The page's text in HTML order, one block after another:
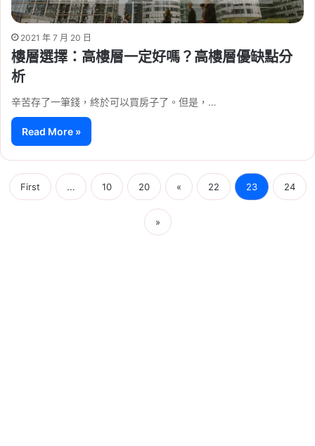
2021 年 7 月 20 日
樓層選擇：高樓層一定好嗎？高樓層優缺點分
析
辛苦存了一筆錢，終於可以買房子了。但是，…
Read More »
First ... 10 20 « 22 23 24
»